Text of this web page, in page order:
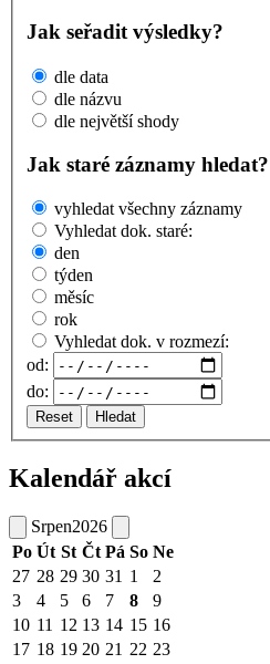
Jak seřadit výsledky?
dle data
dle názvu
dle největší shody
Jak staré záznamy hledat?
vyhledat všechny záznamy
Vyhledat dok. staré:
den
týden
měsíc
rok
Vyhledat dok. v rozmezí:
od:
do:
Reset Hledat
Kalendář akcí
Srpen2026
Po Út St Čt Pá So Ne
27 28 29 30 31 1
2
3
4 5 6 7 8
9
10 11 12 13 14 15 16
17 18 19 20 21 22 23